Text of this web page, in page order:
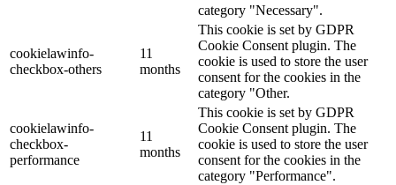
category "Necessary".
cookielawinfo-
checkbox-others
11
months
This cookie is set by GDPR
Cookie Consent plugin. The
cookie is used to store the user
consent for the cookies in the
category "Other.
cookielawinfo-
checkbox-
performance
11
months
This cookie is set by GDPR
Cookie Consent plugin. The
cookie is used to store the user
consent for the cookies in the
category "Performance".